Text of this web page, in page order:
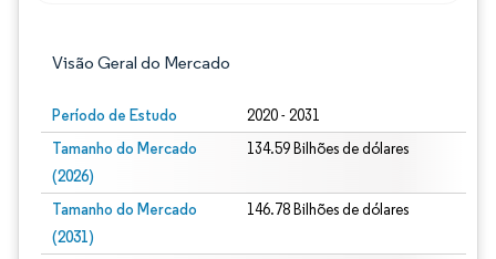
Visão Geral do Mercado
Período de Estudo 2020 - 2031
Tamanho do Mercado
(2026)
134.59 Bilhões de dólares
Tamanho do Mercado
(2031)
146.78 Bilhões de dólares